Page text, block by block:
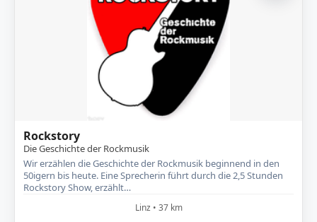
Rockstory
Die Geschichte der Rockmusik
Wir erzählen die Geschichte der Rockmusik beginnend in den
50igern bis heute. Eine Sprecherin führt durch die 2,5 Stunden
Rockstory Show, erzählt…
Linz • 37 km